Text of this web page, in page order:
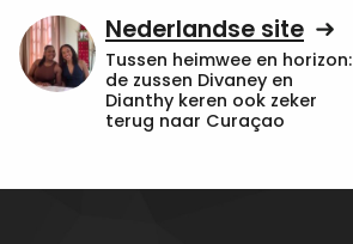
Nederlandse site
Tussen heimwee en horizon:
de zussen Divaney en
Dianthy keren ook zeker
terug naar Curaçao